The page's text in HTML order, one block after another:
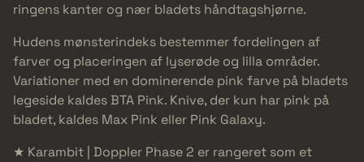
ringens kanter og nær bladets håndtagshjørne.
Hudens mønsterindeks bestemmer fordelingen af
farver og placeringen af lyserøde og lilla områder.
Variationer med en dominerende pink farve på bladets
legeside kaldes BTA Pink. Knive, der kun har pink på
bladet, kaldes Max Pink eller Pink Galaxy.
★ Karambit | Doppler Phase 2 er rangeret som et